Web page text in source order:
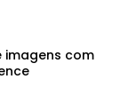
imagens com